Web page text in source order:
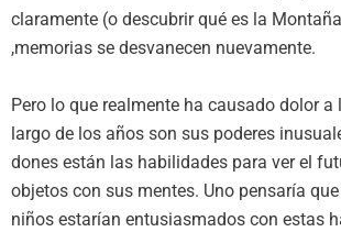
claramente (o descubrir qué es la
,memorias se desvanecen nuevamente.
Pero lo que realmente ha causado dolor
largo de los años son sus poderes
dones están las habilidades para ver el
objetos con sus mentes. Uno pensaría
niños estarían entusiasmados con estas